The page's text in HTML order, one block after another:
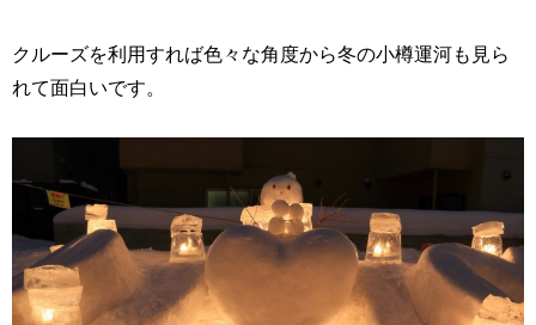
クルーズを利用すれば色々な角度から冬の小樽運河も見ら
れて面白いです。